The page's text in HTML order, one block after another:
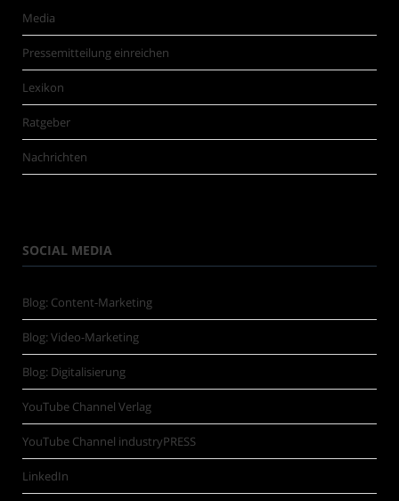
Media
Pressemitteilung einreichen
Lexikon
Ratgeber
Nachrichten
SOCIAL MEDIA
Blog: Content-Marketing
Blog: Video-Marketing
Blog: Digitalisierung
YouTube Channel Verlag
YouTube Channel industryPRESS
LinkedIn